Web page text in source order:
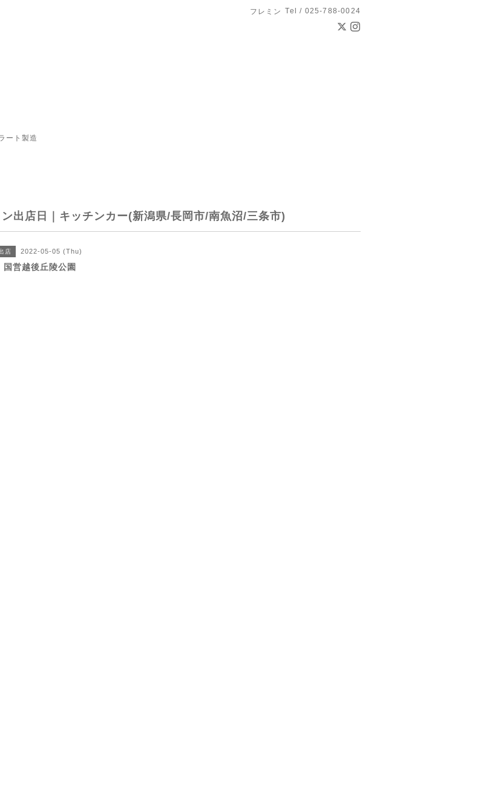
フレミン Tel / 025-788-0024
ート製造
ン出店日｜キッチンカー(新潟県/長岡市/南魚沼/三条市)
店 2022-05-05 (Thu)
国営越後丘陵公園